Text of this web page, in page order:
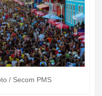
/ Secom PMS